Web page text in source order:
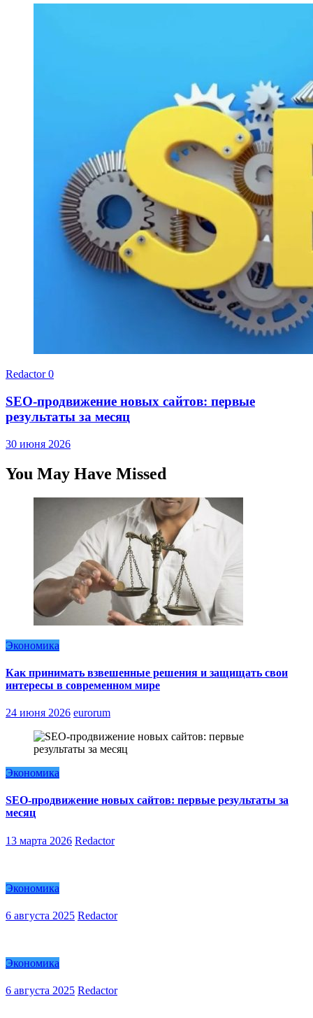
Redactor0
SEO-продвижение новых сайтов: первые
результаты за месяц
30 июня 2026
You May Have Missed
Экономика
Как принимать взвешенные решения и защищать свои
интересы в современном мире
24 июня 2026 eurorum
Экономика
SEO-продвижение новых сайтов: первые результаты за
месяц
13 марта 2026 Redactor
Экономика
6 августа 2025 Redactor
Экономика
6 августа 2025 Redactor